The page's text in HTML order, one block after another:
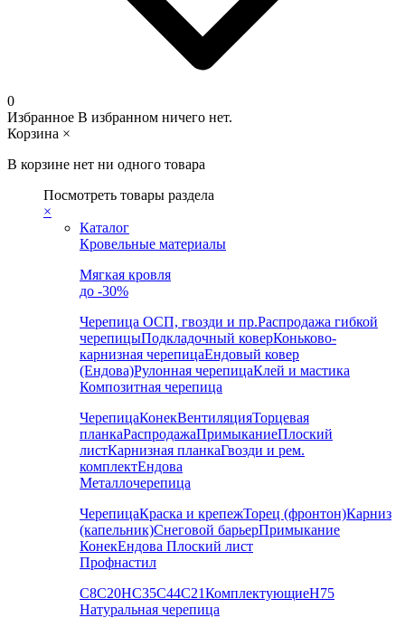
0
Избранное В избранном ничего нет.
Корзина ×
В корзине нет ни одного товара
Посмотреть товары раздела
×
Каталог
Кровельные материалы
Мягкая кровля
до -30%
Черепица ОСП, гвозди и пр.Распродажа гибкой
черепицыПодкладочный коверКоньково-
карнизная черепицаЕндовый ковер
(Ендова)Рулонная черепицаКлей и мастика
Композитная черепица
ЧерепицаКонекВентиляцияТорцевая
планкаРаспродажаПримыканиеПлоский
листКарнизная планкаГвозди и рем.
комплектЕндова
Металлочерепица
ЧерепицаКраска и крепежТорец (фронтон)Карниз
(капельник)Снеговой барьерПримыкание
КонекЕндова Плоский лист
Профнастил
С8С20НС35С44С21КомплектующиеН75
Натуральная черепица